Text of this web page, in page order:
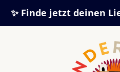
✨ Finde jetzt deinen